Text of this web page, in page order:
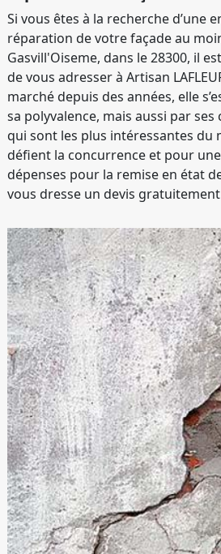
Si vous êtes à la recherche d’une
réparation de votre façade au
Gasvill'Oiseme, dans le 28300, il
de vous adresser à Artisan
marché depuis des années, elle
sa polyvalence, mais aussi par
qui sont les plus intéressantes du
défient la concurrence et pour
dépenses pour la remise en état
vous dresse un devis